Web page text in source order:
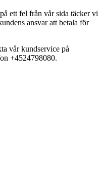
ett fel från vår sida täcker vi
ansvar att betala för
vår kundservice på
+4524798080.